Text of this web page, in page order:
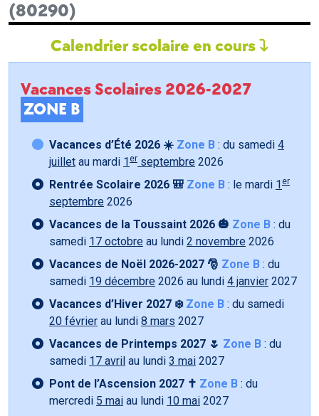
(80290)
Calendrier scolaire en cours
Vacances Scolaires 2026-2027
ZONE B
Vacances d’Été 2026 ☀️ Zone B : du samedi 4
juillet au mardi 1 er septembre 2026
Rentrée Scolaire 2026 🎒 Zone B : le mardi 1 er
septembre 2026
Vacances de la Toussaint 2026 🎃 Zone B : du
samedi 17 octobre au lundi 2 novembre 2026
Vacances de Noël 2026-2027 🎅 Zone B : du
samedi 19 décembre 2026 au lundi 4 janvier 2027
Vacances d’Hiver 2027 ❄️ Zone B : du samedi
20 février au lundi 8 mars 2027
Vacances de Printemps 2027 🌷 Zone B : du
samedi 17 avril au lundi 3 mai 2027
Pont de l’Ascension 2027 ✝️ Zone B : du
mercredi 5 mai au lundi 10 mai 2027